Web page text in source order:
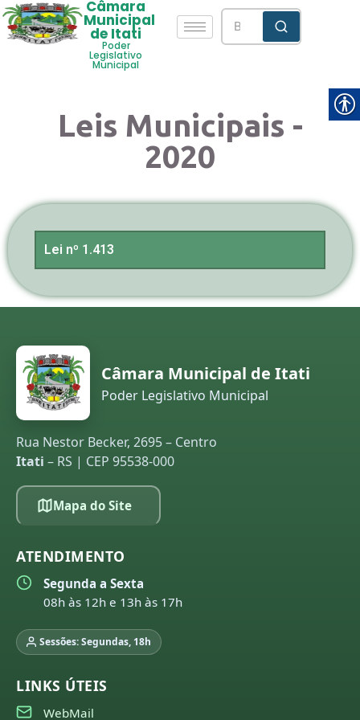
Câmara
Municipal
de Itati
Poder
Legislativo
Municipal
Leis Municipais -
2020
Lei nº 1.413
Câmara Municipal de Itati
Poder Legislativo Municipal
Rua Nestor Becker, 2695 – Centro
Itati – RS | CEP 95538-000
Mapa do Site
ATENDIMENTO
Segunda a Sexta
08h às 12h e 13h às 17h
Sessões: Segundas, 18h
LINKS ÚTEIS
WebMail